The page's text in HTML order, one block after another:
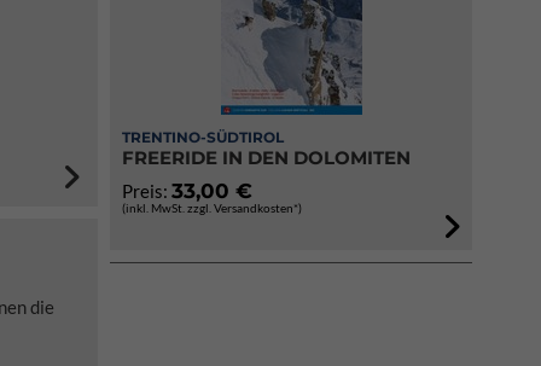
die
TRENTINO-SÜDTIROL
FREERIDE IN DEN DOLOMITEN
Preis: 33,00 €
(inkl. MwSt. zzgl. Versandkosten*)